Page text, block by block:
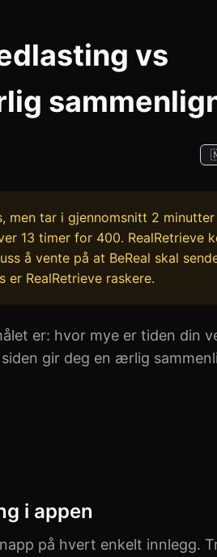
vs
men tar i gjennomsnitt 2
13 timer for 400. RealRetrieve
å vente på at BeReal skal
er RealRetrieve raskere.
er: hvor mye er tiden din
gir deg en ærlig
i appen
på hvert enkelt innlegg.